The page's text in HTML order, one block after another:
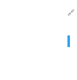
🔗